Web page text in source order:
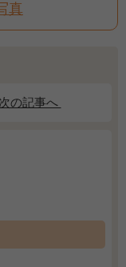
真
次の記事へ